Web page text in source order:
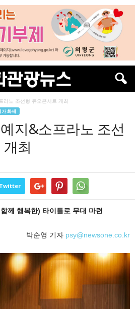
라노 조선형 듀오콘서트 개최
가 화제
지&소프라노 조선
최
Twitter
께 행복한) 타이틀로 무대 마련
박순영 기자 psy@newsone.co.kr